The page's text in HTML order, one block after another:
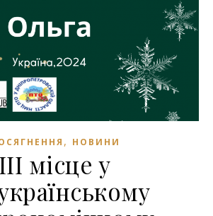
, НОВИНИ
ІІІ місце у